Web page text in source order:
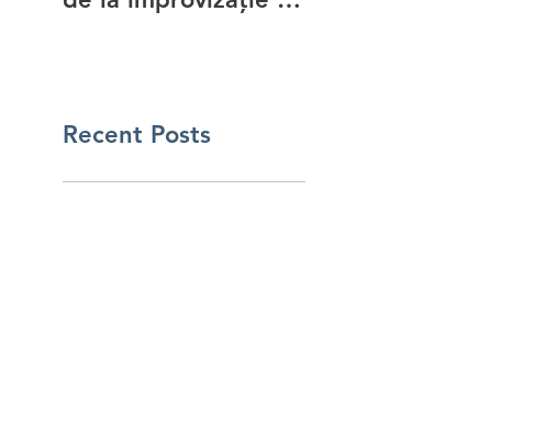
Recent Posts